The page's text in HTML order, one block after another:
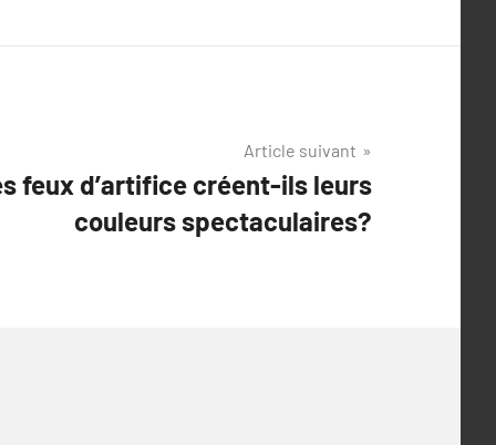
Article suivant
feux d’artifice créent-ils leurs
couleurs spectaculaires?